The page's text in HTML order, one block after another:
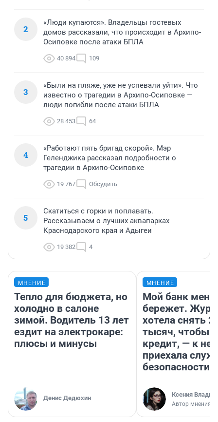
2
«Люди купаются». Владельцы гостевых
домов рассказали, что происходит в Архипо-
Осиповке после атаки БПЛА
40 894 109
3
«Были на пляже, уже не успевали уйти». Что
известно о трагедии в Архипо-Осиповке —
люди погибли после атаки БПЛА
28 453 64
4
«Работают пять бригад скорой». Мэр
Геленджика рассказал подробности о
трагедии в Архипо-Осиповке
19 767 Обсудить
5
Скатиться с горки и поплавать.
Рассказываем о лучших аквапарках
Краснодарского края и Адыгеи
19 382 4
МНЕНИЕ
Тепло для бюджета, но
холодно в салоне
зимой. Водитель 13 лет
ездит на электрокаре:
плюсы и минусы
Денис Дедюхин
МНЕНИЕ
Мой банк меня
бережет.
хотела снять
тысяч, чтобы
кредит, — к
приехала
безопасности
Ксения
Автор мнения